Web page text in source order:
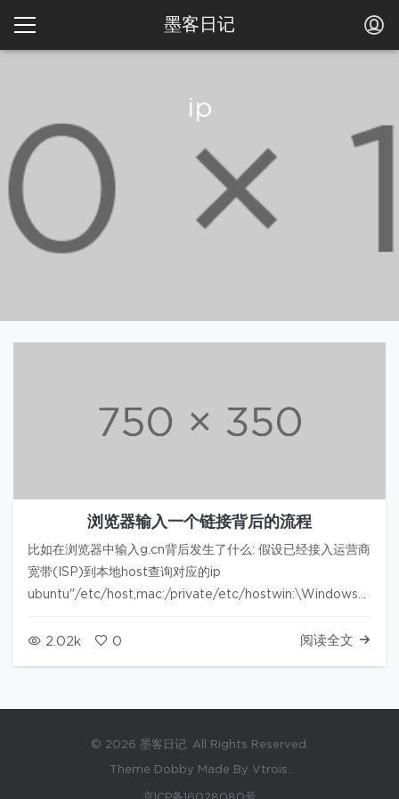
墨客日记
ip
浏览器输入一个链接背后的流程
比如在浏览器中输入g.cn背后发生了什么: 假设已经接入运营商
宽带(ISP)到本地host查询对应的ip
ubuntu"/etc/host,mac:/private/etc/
2.02k 0 阅读全文
© 2026 墨客日记. All Rights Reserved.
Theme Dobby Made By Vtrois.